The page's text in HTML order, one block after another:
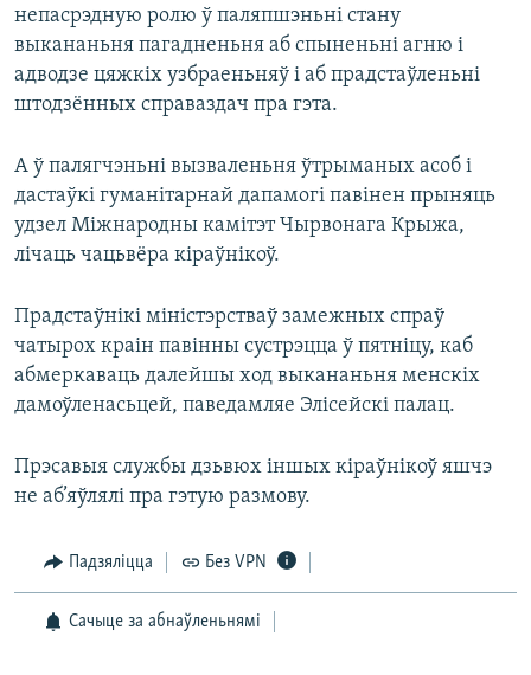
непасрэдную ролю ў паляпшэньні стану
выкананьня пагадненьня аб спыненьні агню і
адводзе цяжкіх узбраеньняў і аб прадстаўленьні
штодзённых справаздач пра гэта.
А ў палягчэньні вызваленьня ўтрыманых асоб і
дастаўкі гуманітарнай дапамогі павінен прыняць
удзел Міжнародны камітэт Чырвонага Крыжа,
лічаць чацьвёра кіраўнікоў.
Прадстаўнікі міністэрстваў замежных спраў
чатырох краін павінны сустрэцца ў пятніцу, каб
абмеркаваць далейшы ход выкананьня менскіх
дамоўленасьцей, паведамляе Элісейскі палац.
Прэсавыя службы дзьвюх іншых кіраўнікоў яшчэ
не аб’яўлялі пра гэтую размову.
Падзяліцца Без VPN
Сачыце за абнаўленьнямі